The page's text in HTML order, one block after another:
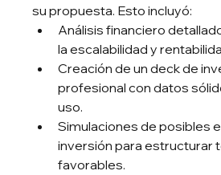
su propuesta. Esto incluyó:
Análisis financiero
la escalabilidad y
Creación de un deck de
profesional con datos
uso.
Simulaciones de posibles
inversión para estructurar
favorables.